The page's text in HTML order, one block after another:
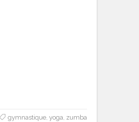
gymnastique, yoga, zumba